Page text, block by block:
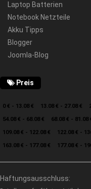
Laptop Batterien
Notebook Netzteile
Akku Tipps
Blogger
Joomla-Blog
Preis
0 € - 13.08 € 13.08 € - 27.08 €
54.08 € - 68.08 €
68.08 € - 81.08
109.08 € - 122.08 €
122.08 € -
163.08 € - 177.08 €
177.08 € -
Haftungsausschluss: